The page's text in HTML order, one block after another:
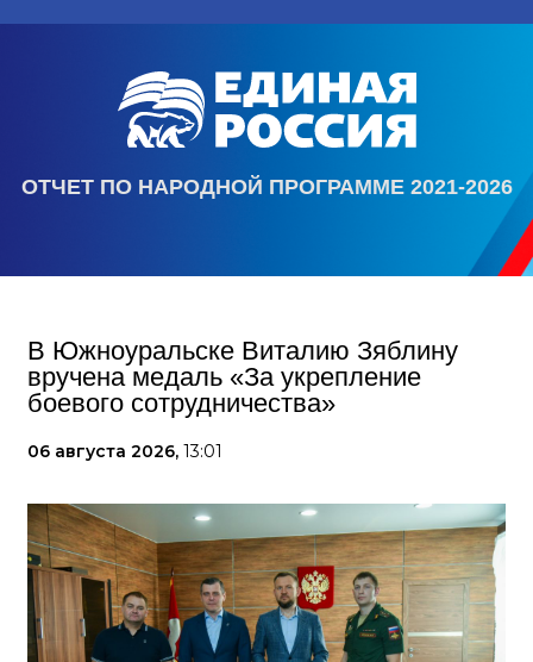
ОТЧЕТ ПО НАРОДНОЙ ПРОГРАММЕ 2021-2026
В Южноуральске Виталию Зяблину
вручена медаль «За укрепление
боевого сотрудничества»
06 августа 2026, 13:01